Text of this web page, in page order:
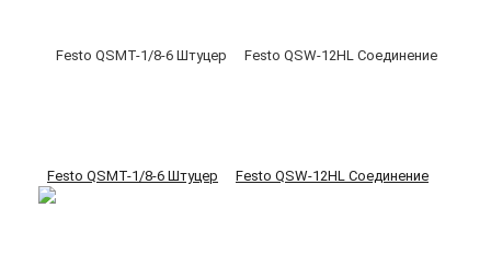
Festo QSMT-1/8-6 Штуцер Festo QSW-12HL Соединение